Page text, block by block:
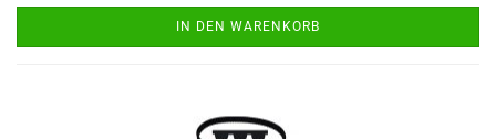
IN DEN WARENKORB